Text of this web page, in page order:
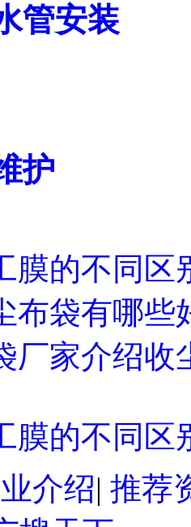
管安装
护
膜的不同区
布袋有哪些
厂家介绍
膜的不同区
介绍| 推荐